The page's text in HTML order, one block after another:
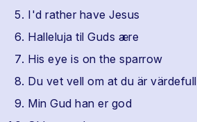
I'd rather have Jesus
Halleluja til Guds ære
His eye is on the sparrow
Du vet vell om at du är värdefull
Min Gud han er god